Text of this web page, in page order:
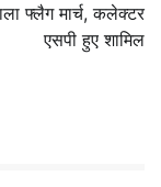
फ्लैग मार्च, कलेक्टर
एसपी हुए शामिल